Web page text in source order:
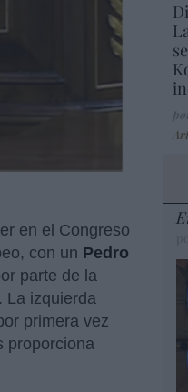
en el Congreso
con un Pedro
parte de la
La izquierda
primera vez
proporciona